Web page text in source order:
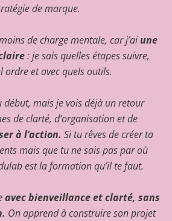
de marque.
de charge mentale, car j’ai une
: je sais quelles étapes suivre,
ordre et avec quels outils.
début, mais je vois déjà un retour
de clarté, d’organisation et de
à l’action. Si tu rêves de créer ta
mais que tu ne sais pas par où
est la formation qu’il te faut.
avec bienveillance et clarté, sans
On apprend à construire son projet